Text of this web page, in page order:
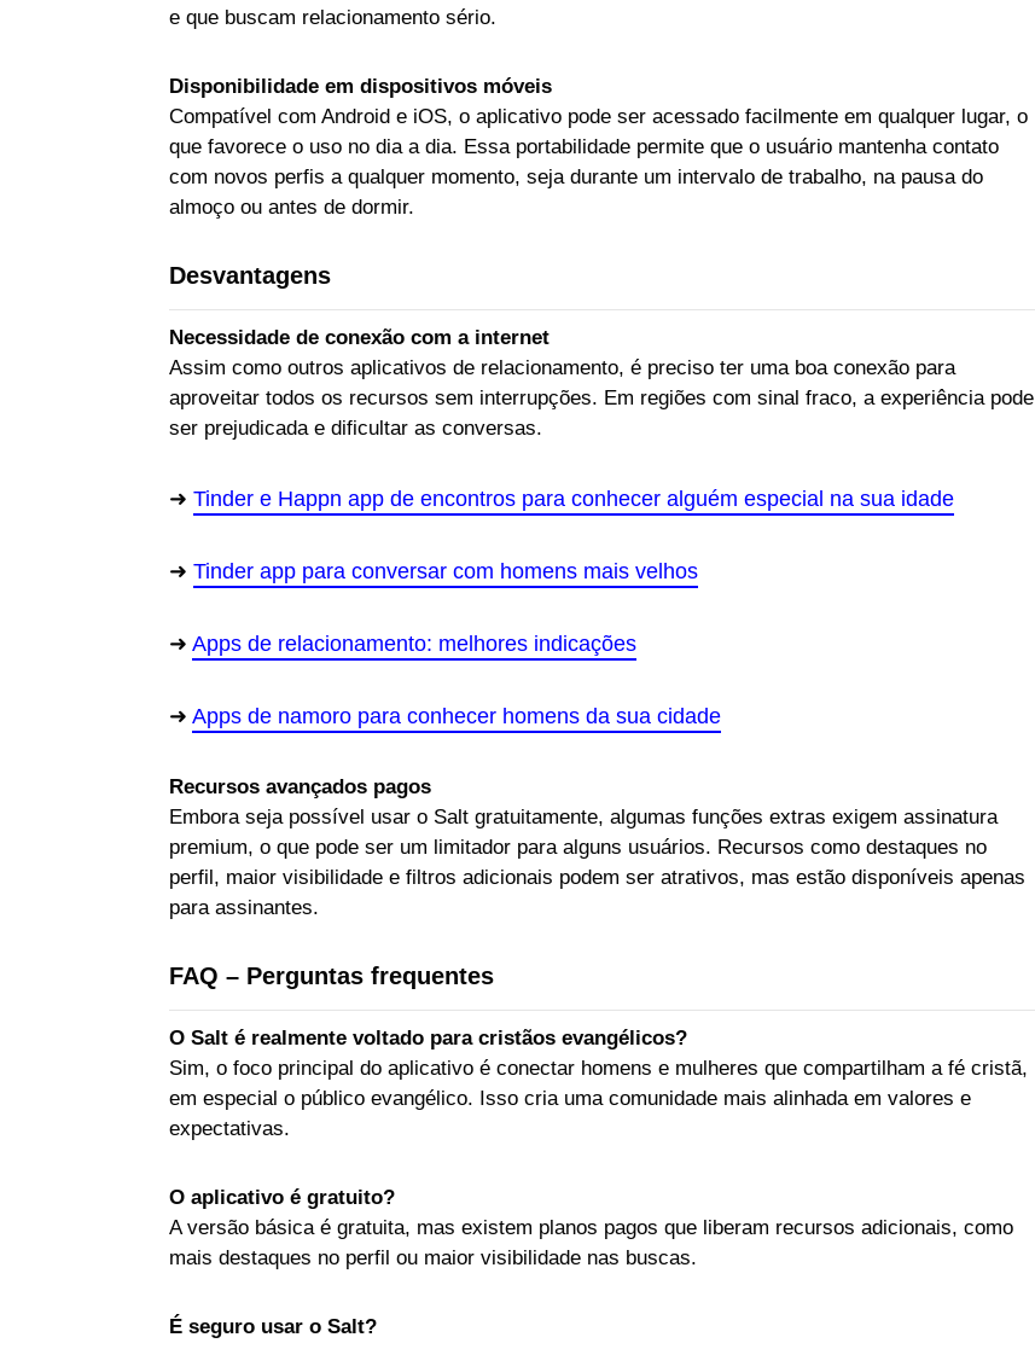
e que buscam relacionamento sério.
Disponibilidade em dispositivos móveis
Compatível com Android e iOS, o aplicativo pode ser acessado facilmente em qualquer lugar, o
que favorece o uso no dia a dia. Essa portabilidade permite que o usuário mantenha contato
com novos perfis a qualquer momento, seja durante um intervalo de trabalho, na pausa do
almoço ou antes de dormir.
Desvantagens
Necessidade de conexão com a internet
Assim como outros aplicativos de relacionamento, é preciso ter uma boa conexão para
aproveitar todos os recursos sem interrupções. Em regiões com sinal fraco, a experiência pode
ser prejudicada e dificultar as conversas.
Tinder e Happn app de encontros para conhecer alguém especial na sua idade
Tinder app para conversar com homens mais velhos
Apps de relacionamento: melhores indicações
Apps de namoro para conhecer homens da sua cidade
Recursos avançados pagos
Embora seja possível usar o Salt gratuitamente, algumas funções extras exigem assinatura
premium, o que pode ser um limitador para alguns usuários. Recursos como destaques no
perfil, maior visibilidade e filtros adicionais podem ser atrativos, mas estão disponíveis apenas
para assinantes.
FAQ – Perguntas frequentes
O Salt é realmente voltado para cristãos evangélicos?
Sim, o foco principal do aplicativo é conectar homens e mulheres que compartilham a fé cristã,
em especial o público evangélico. Isso cria uma comunidade mais alinhada em valores e
expectativas.
O aplicativo é gratuito?
A versão básica é gratuita, mas existem planos pagos que liberam recursos adicionais, como
mais destaques no perfil ou maior visibilidade nas buscas.
É seguro usar o Salt?